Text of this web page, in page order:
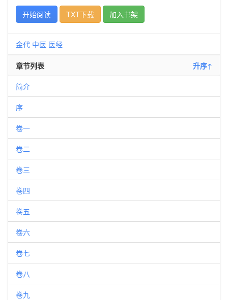
开始阅读
TXT下载 加入书架
金代 中医 医经
章节列表 升序↑
简介
序
卷一
卷二
卷三
卷四
卷五
卷六
卷七
卷八
卷九